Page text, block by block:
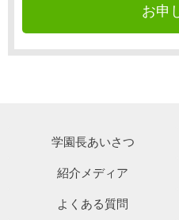
お申
学園長あいさつ
紹介メディア
よくある質問